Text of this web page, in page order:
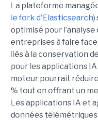
La plateforme
le fork d'Elasticsearch)
optimisé pour
entreprises à faire
liés à la conservation
pour les applications IA
moteur pourrait
% tout en offrant un
Les applications IA et
données